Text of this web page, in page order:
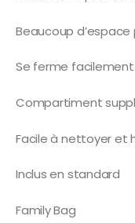
Beaucoup
Se ferme
Compartiment
Facile à nettoyer et
Inclus en standard
Family Bag